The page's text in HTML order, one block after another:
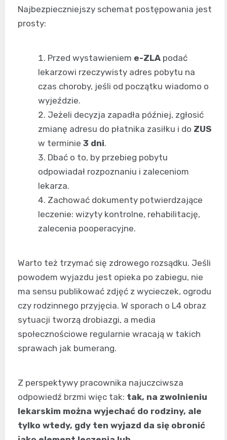
Najbezpieczniejszy schemat postępowania jest
prosty:
Przed wystawieniem e-ZLA podać
lekarzowi rzeczywisty adres pobytu na
czas choroby, jeśli od początku wiadomo o
wyjeździe.
Jeżeli decyzja zapadła później, zgłosić
zmianę adresu do płatnika zasiłku i do ZUS
w terminie 3 dni.
Dbać o to, by przebieg pobytu
odpowiadał rozpoznaniu i zaleceniom
lekarza.
Zachować dokumenty potwierdzające
leczenie: wizyty kontrolne, rehabilitację,
zalecenia pooperacyjne.
Warto też trzymać się zdrowego rozsądku. Jeśli
powodem wyjazdu jest opieka po zabiegu, nie
ma sensu publikować zdjęć z wycieczek, ogrodu
czy rodzinnego przyjęcia. W sporach o L4 obraz
sytuacji tworzą drobiazgi, a media
społecznościowe regularnie wracają w takich
sprawach jak bumerang.
Z perspektywy pracownika najuczciwsza
odpowiedź brzmi więc tak: tak, na zwolnieniu
lekarskim można wyjechać do rodziny, ale
tylko wtedy, gdy ten wyjazd da się obronić